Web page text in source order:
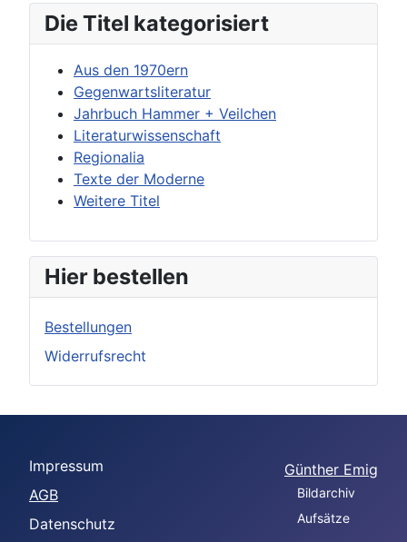
Die Titel kategorisiert
Aus den 1970ern
Gegenwartsliteratur
Jahrbuch Hammer + Veilchen
Literaturwissenschaft
Regionalia
Texte der Moderne
Weitere Titel
Hier bestellen
Bestellungen
Widerrufsrecht
Impressum
AGB
Datenschutz
Günther Emig
Bildarchiv
Aufsätze